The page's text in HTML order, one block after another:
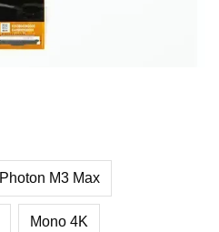
Photon M3 Max
Mono 4K